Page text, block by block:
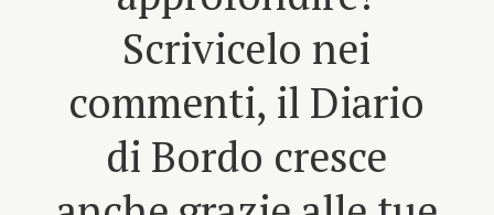
Scrivicelo nei
commenti, il Diario
di Bordo cresce